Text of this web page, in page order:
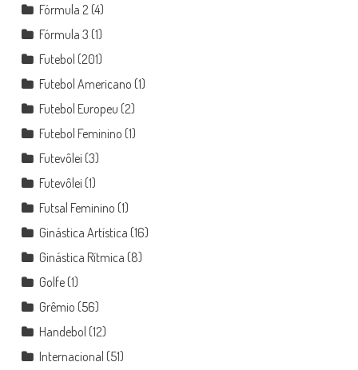
Fórmula 2(4)
Fórmula 3 (1)
Futebol (201)
Futebol Americano (1)
Futebol Europeu (2)
Futebol Feminino (1)
Futevôlei (3)
Futevôlei (1)
Futsal Feminino (1)
Ginástica Artística (16)
Ginástica Rítmica (8)
Golfe(1)
Grêmio (56)
Handebol (12)
Internacional (51)